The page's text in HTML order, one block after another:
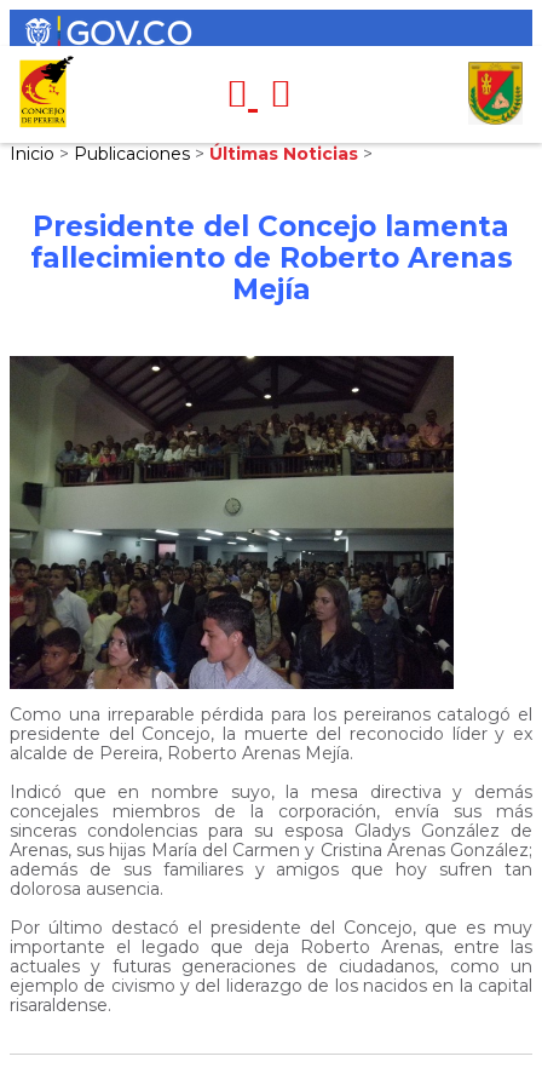
Inicio > Publicaciones > Últimas Noticias >
Presidente del Concejo lamenta
fallecimiento de Roberto Arenas
Mejía
Como una irreparable pérdida para los pereiranos catalogó el
presidente del Concejo, la muerte del reconocido líder y ex
alcalde de Pereira, Roberto Arenas Mejía.
Indicó que en nombre suyo, la mesa directiva y demás
concejales miembros de la corporación, envía sus más
sinceras condolencias para su esposa Gladys González de
Arenas, sus hijas María del Carmen y Cristina Arenas González;
además de sus familiares y amigos que hoy sufren tan
dolorosa ausencia.
Por último destacó el presidente del Concejo, que es muy
importante el legado que deja Roberto Arenas, entre las
actuales y futuras generaciones de ciudadanos, como un
ejemplo de civismo y del liderazgo de los nacidos en la capital
risaraldense.